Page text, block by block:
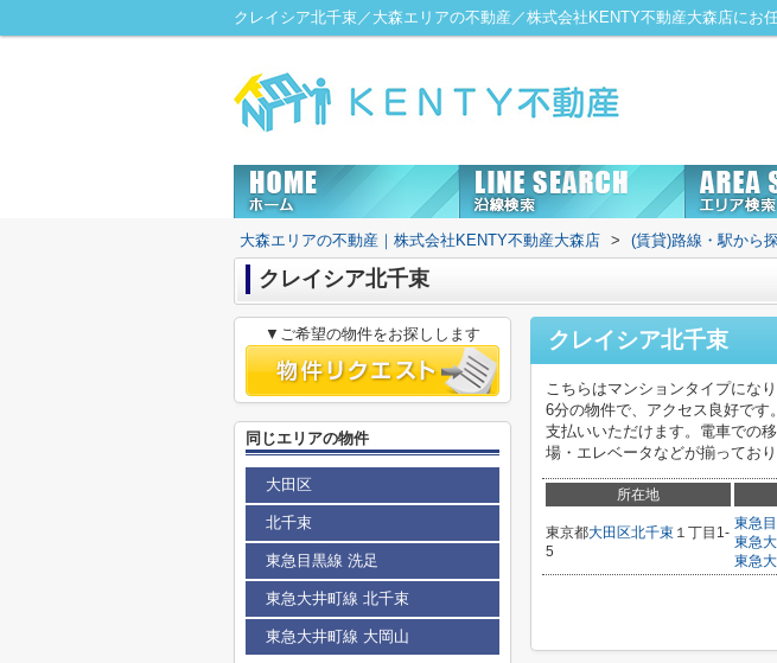
クレイシア北千束／大森エリアの不動産／株式会社KENTY不動産大森店にお任
大森エリアの不動産｜株式会社KENTY不動産大森店 > (賃貸)路線・駅から
クレイシア北千束
クレイシア北千束
こちらはマンションタイプにな
6分の物件で、アクセス良好で
支払いいただけます。電車での
場・エレベータなどが揃ってお
所在地
東京都大田区北千束 １丁目1-
5
東急
東急
東急
▼ご希望の物件をお探しします
同じエリアの物件
大田区
北千束
東急目黒線 洗足
東急大井町線 北千束
東急大井町線 大岡山